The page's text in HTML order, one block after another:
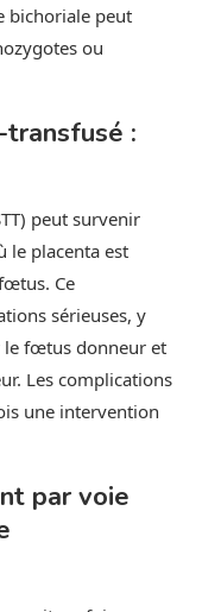
bichoriale peut
ou
:
peut survenir
le placenta est
Ce
sérieuses, y
le fœtus donneur et
Les complications
une intervention
par voie